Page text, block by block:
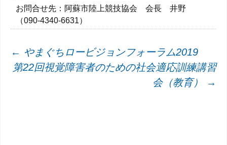
お問合せ先：阿蘇市陸上競技協会 会長 井野
（090-4340-6631）
投
稿
← やまぐちロービジョンフォーラム2019
第22回視覚障害者のための社会適応訓練講習
会（教育）
→